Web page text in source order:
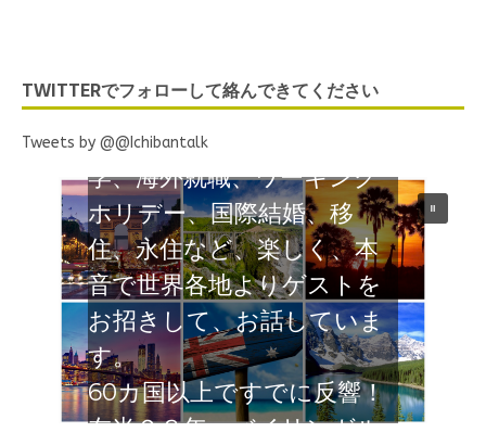
TWITTERでフォローして絡んできてください
Tweets by @@Ichibantalk
海外でがん
ナマの声 留
ワーキング
結婚、移
楽しく、本
りゲストを
話していま
でに反響！
イリンガル
スマホよ
iTunes、
今すぐ聴く